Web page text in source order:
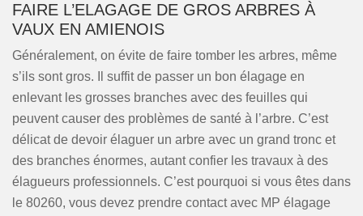
FAIRE L’ELAGAGE DE GROS ARBRES À
VAUX EN AMIENOIS
Généralement, on évite de faire tomber les arbres, même
s’ils sont gros. Il suffit de passer un bon élagage en
enlevant les grosses branches avec des feuilles qui
peuvent causer des problèmes de santé à l’arbre. C’est
délicat de devoir élaguer un arbre avec un grand tronc et
des branches énormes, autant confier les travaux à des
élagueurs professionnels. C’est pourquoi si vous êtes dans
le 80260, vous devez prendre contact avec MP élagage